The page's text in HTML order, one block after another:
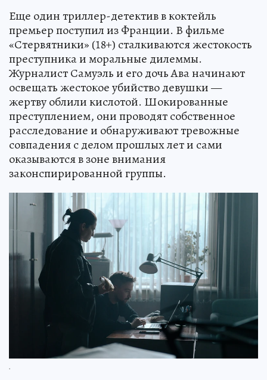
Еще один триллер-детектив в коктейль
премьер поступил из Франции. В фильме
«Стервятники» (18+) сталкиваются жестокость
преступника и моральные дилеммы.
Журналист Самуэль и его дочь Ава начинают
освещать жестокое убийство девушки —
жертву облили кислотой. Шокированные
преступлением, они проводят собственное
расследование и обнаруживают тревожные
совпадения с делом прошлых лет и сами
оказываются в зоне внимания
законспирированной группы.
.